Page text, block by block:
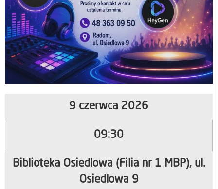
9 czerwca 2026
09:30
Biblioteka Osiedlowa (Filia nr 1 MBP), ul.
Osiedlowa 9